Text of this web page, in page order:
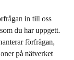
in till oss
du har uppgett.
förfrågan,
på nätverket